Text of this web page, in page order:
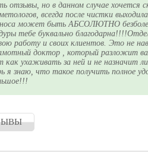
отзывы, но в данном случае хочется
всегда после чистки
носа может быть АБСОЛЮТНО
тебе буквально
работу и своих клиентов. Это не
доктор , который разложит
ухаживать за ней и не назначит
я знаю, что такое получить полное